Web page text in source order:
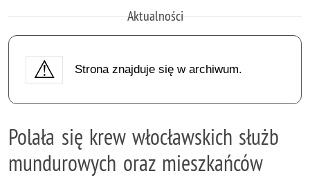
Aktualności
Strona znajduje się w archiwum.
Polała się krew włocławskich służb
mundurowych oraz mieszkańców